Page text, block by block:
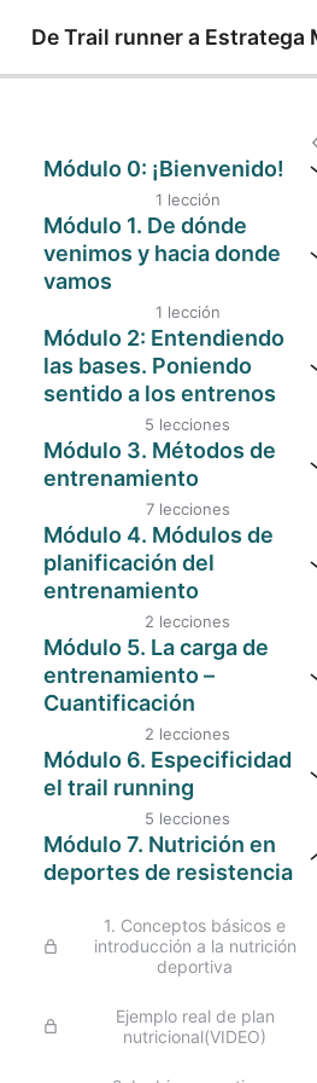
De Trail runner a Estratega
Módulo 0: ¡Bienvenido!
Bienvenida y explicación inicial
1 lección
Módulo 1. De dónde
venimos y hacia donde
vamos
Los primeros pasos para
entender todo. Método ECDEA
1 lección
Módulo 2: Entendiendo
las bases. Poniendo
sentido a los entrenos
Vías metabólicas e hitos
fisiológicos
¿Qué son las zonas de
entrenamiento y para qué
sirven?
determinar las zonas de
entrenamiento?
Otros tests alternativos para
obtener más datos
BONUS: Calculadora Zonas de
entrenamiento
5 lecciones
Módulo 3. Métodos de
entrenamiento
Tipos de métodos de
entrenamiento
Métodos Continuo Extensivo
Métodos Continuo Variable
Método Fraccionado
Método Repeticiones
Métodos similares a
competición
Fatiga y descanso
7 lecciones
Módulo 4. Módulos de
planificación del
entrenamiento
Vista de pajaro, ¿por qué
programamos? ¿Ceñirnos a la
programación?
Modelos Periodización : ATR,
polarizado.
2 lecciones
Módulo 5. La carga de
entrenamiento –
Cuantificación
Carga, qué es y tipos de carga
Métodos para cuantificar la
carga
2 lecciones
Módulo 6. Especificidad
el trail running
Introduciendo las claves que
marcan el trail running
cuestas
¿Cómo afrontar las subidas?
¿Cómo afrontar las bajadas?
5 lecciones
Módulo 7. Nutrición en
deportes de resistencia
1. Conceptos básicos e
introducción a la nutrición
deportiva
Ejemplo real de plan
nutricional(VIDEO)